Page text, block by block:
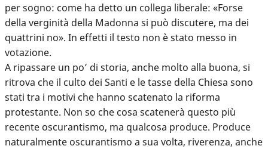
per sogno: come ha detto un collega liberale: «Forse
della verginità della Madonna si può discutere, ma dei
quattrini no». In effetti il testo non è stato messo in
votazione.
A ripassare un po’ di storia, anche molto alla buona, si
ritrova che il culto dei Santi e le tasse della Chiesa sono
stati tra i motivi che hanno scatenato la riforma
protestante. Non so che cosa scatenerà questo più
recente oscurantismo, ma qualcosa produce. Produce
naturalmente oscurantismo a sua volta, riverenza, anche